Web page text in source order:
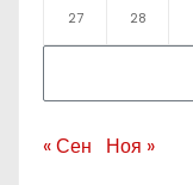
27 28
« Сен Ноя »